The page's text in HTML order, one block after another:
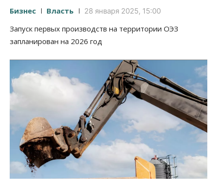
Бизнес Власть 28 января 2025, 15:00
Запуск первых производств на территории ОЭЗ
запланирован на 2026 год